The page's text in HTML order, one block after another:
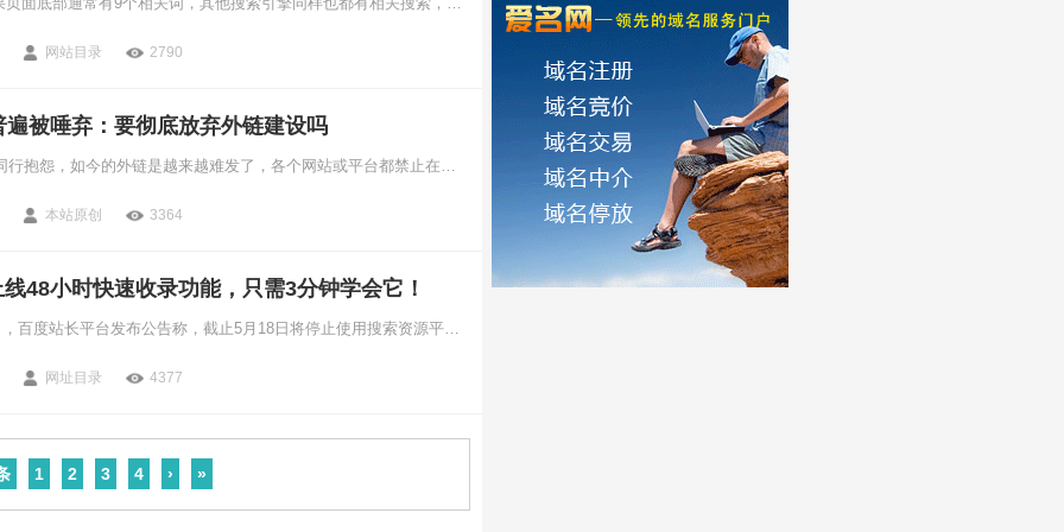
网站目录 2790
遍被唾弃：要彻底放弃外链建设吗
最近很多SEO同行抱怨，如今的外链是越来越难发了，各个网站或平台都禁止在文章中带网址。连纯文本网址都封杀了，就别提锚文本链接了。
本站原创 3364
48小时快速收录功能，只需3分钟学会它！
2020年5月14日，百度站长平台发布公告称，截止5月18日将停止使用搜索资源平台移动专区天级提交功能，为继续支持移动站点提交优质资源，新增站点快速收录，当天上线百度移动搜索资源快速收录工具，最快收录时间约48小时以内。
网址目录 4377
1 2 3 4 › »